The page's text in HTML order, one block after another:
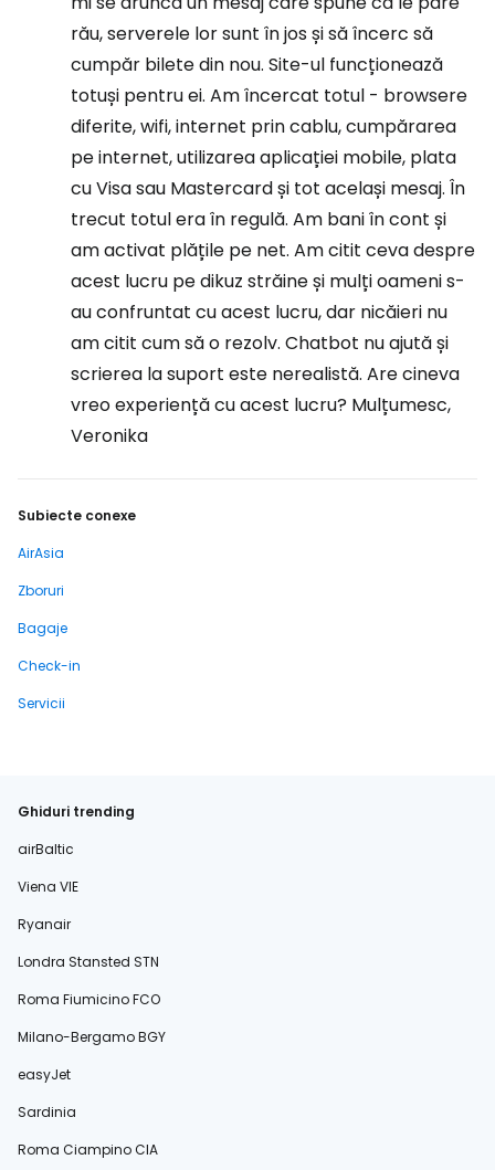
rău, serverele lor sunt în jos și să încerc să
cumpăr bilete din nou. Site-ul funcționează
totuși pentru ei. Am încercat totul - browsere
diferite, wifi, internet prin cablu, cumpărarea
pe internet, utilizarea aplicației mobile, plata
cu Visa sau Mastercard și tot același mesaj. În
trecut totul era în regulă. Am bani în cont și
am activat plățile pe net. Am citit ceva despre
acest lucru pe dikuz străine și mulți oameni s-
au confruntat cu acest lucru, dar nicăieri nu
am citit cum să o rezolv. Chatbot nu ajută și
scrierea la suport este nerealistă. Are cineva
vreo experiență cu acest lucru? Mulțumesc,
Veronika
Subiecte conexe
AirAsia
Zboruri
Bagaje
Check-in
Servicii
Ghiduri trending
airBaltic
Viena VIE
Ryanair
Londra Stansted STN
Roma Fiumicino FCO
Milano-Bergamo BGY
easyJet
Sardinia
Roma Ciampino CIA